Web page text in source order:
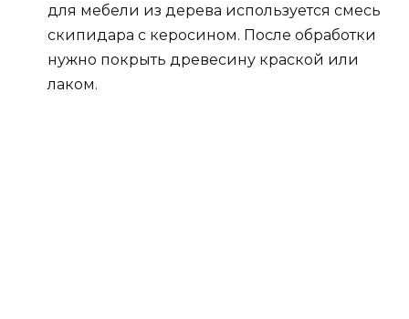
для мебели из дерева используется смесь
скипидара с керосином. После обработки
нужно покрыть древесину краской или
лаком.